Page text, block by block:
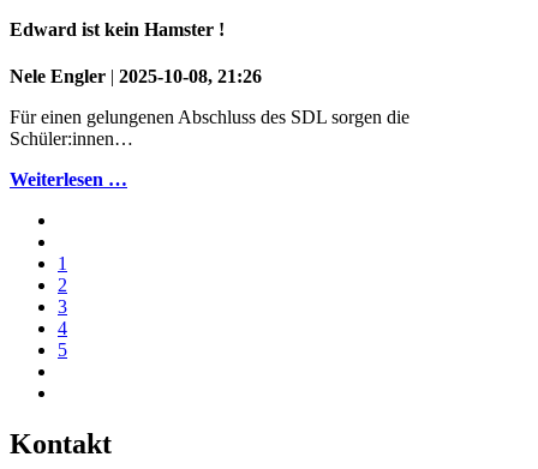
Edward ist kein Hamster !
Nele Engler | 2025-10-08, 21:26
Für einen gelungenen Abschluss des SDL sorgen die
Schüler:innen…
Weiterlesen …
1
2
3
4
5
Kontakt